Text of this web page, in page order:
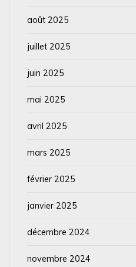
août 2025
juillet 2025
juin 2025
mai 2025
avril 2025
mars 2025
février 2025
janvier 2025
décembre 2024
novembre 2024